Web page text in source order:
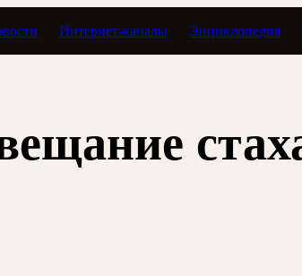
Интернет-каналы Энциклопедия